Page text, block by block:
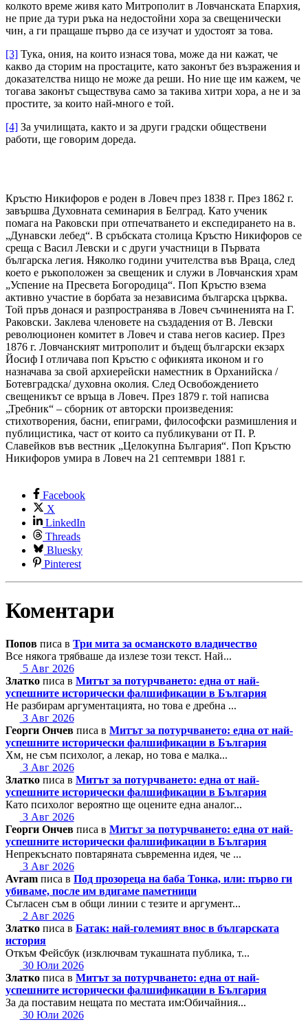
колкото време живя като Митрополит в Ловчанската Епархия,
не прие да тури ръка на недостойни хора за свещенически
чин, а ги пращаше първо да се изучат и удостоят за това.
[3] Тука, ония, на които изнася това, може да ни кажат, че
какво да сторим на простаците, като законът без възражения и
доказателства нищо не може да реши. Но ние ще им кажем, че
тогава законът съществува само за такива хитри хора, а не и за
простите, за които най-много е той.
[4] За училищата, както и за други градски обществени
работи, ще говорим дореда.
Кръстю Никифоров е роден в Ловеч през 1838 г. През 1862 г.
завършва Духовната семинария в Белград. Като ученик
помага на Раковски при отпечатването и експедирането на в.
„Дунавски лебед“. В сръбската столица Кръстю Никифоров се
среща с Васил Левски и с други участници в Първата
българска легия. Няколко години учителства във Враца, след
което е ръкоположен за свещеник и служи в Ловчанския храм
„Успение на Пресвета Богородица“. Поп Кръстю взема
активно участие в борбата за независима българска църква.
Той пръв донася и разпространява в Ловеч съчиненията на Г.
Раковски. Заклева членовете на създадения от В. Левски
революционен комитет в Ловеч и става негов касиер. През
1876 г. Ловчанският митрополит и бъдещ български екзарх
Йосиф I отличава поп Кръстю с офикията иконом и го
назначава за свой архиерейски наместник в Орханийска /
Ботевградска/ духовна околия. След Освобождението
свещеникът се връща в Ловеч. През 1879 г. той написва
„Требник“ – сборник от авторски произведения:
стихотворения, басни, епиграми, философски размишления и
публицистика, част от които са публикувани от П. Р.
Славейков във вестник „Целокупна България“. Поп Кръстю
Никифоров умира в Ловеч на 21 септември 1881 г.
Facebook
X
LinkedIn
Threads
Bluesky
Pinterest
Коментари
Попов писа в Три мита за османското владичество
Все някога трябваше да излезе този текст. Най...
5 Авг 2026
Златко писа в Митът за потурчването: една от най-
успешните исторически фалшификации в България
Не разбирам аргументацията, но това е дребна ...
3 Авг 2026
Георги Ончев писа в Митът за потурчването: една от най-
успешните исторически фалшификации в България
Хм, не съм психолог, а лекар, но това е малка...
3 Авг 2026
Златко писа в Митът за потурчването: една от най-
успешните исторически фалшификации в България
Като психолог вероятно ще оцените една аналог...
3 Авг 2026
Георги Ончев писа в Митът за потурчването: една от най-
успешните исторически фалшификации в България
Непрекъснато повтаряната съвременна идея, че ...
3 Авг 2026
Avram писа в Под прозореца на баба Тонка, или: първо ги
убиваме, после им вдигаме паметници
Съгласен съм в общи линии с тезите и аргумент...
2 Авг 2026
Златко писа в Батак: най-големият внос в българската
история
Откъм Фейсбук (изключвам тукашната публика, т...
30 Юли 2026
Златко писа в Митът за потурчването: една от най-
успешните исторически фалшификации в България
За да поставим нещата по местата им:Обичайния...
30 Юли 2026